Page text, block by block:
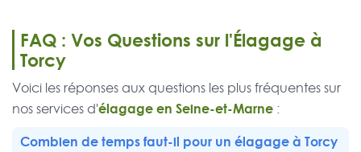
FAQ : Vos Questions sur l'Élagage à
Torcy
Voici les réponses aux questions les plus fréquentes sur
nos services d'élagage en Seine-et-Marne :
Combien de temps faut-il pour un élagage à Torcy